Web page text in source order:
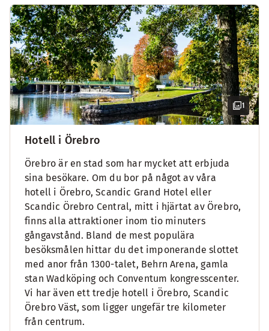
1
Hotell i Örebro
Örebro är en stad som har mycket att erbjuda
sina besökare. Om du bor på något av våra
hotell i Örebro, Scandic Grand Hotel eller
Scandic Örebro Central, mitt i hjärtat av Örebro,
finns alla attraktioner inom tio minuters
gångavstånd. Bland de mest populära
besöksmålen hittar du det imponerande slottet
med anor från 1300-talet, Behrn Arena, gamla
stan Wadköping och Conventum kongresscenter.
Vi har även ett tredje hotell i Örebro, Scandic
Örebro Väst, som ligger ungefär tre kilometer
från centrum.